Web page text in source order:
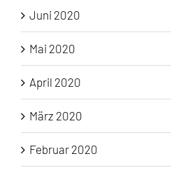
Juni 2020
Mai 2020
April 2020
März 2020
Februar 2020